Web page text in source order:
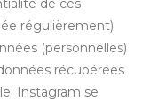
de ces
régulièrement)
(personnelles)
récupérées
Instagram se